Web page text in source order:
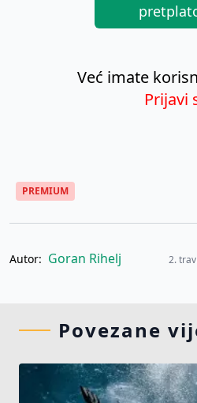
Već imate
Prijavi
PREMIUM
Autor: Goran Rihelj 2.
Povezane